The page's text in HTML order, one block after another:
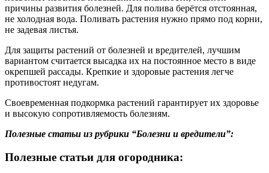
причины развития болезней. Для полива берётся отстоянная,
не холодная вода. Поливать растения нужно прямо под корни,
не задевая листья.
Для защиты растений от болезней и вредителей, лучшим
вариантом считается высадка их на постоянное место в виде
окрепшей рассады. Крепкие и здоровые растения легче
противостоят недугам.
Своевременная подкормка растений гарантирует их здоровье
и высокую сопротивляемость болезням.
Полезные статьи из рубрики “Болезни и вредители”:
Полезные статьи для огородника: